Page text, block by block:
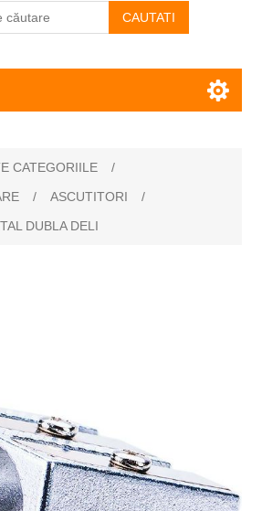
CAUTATI
CATEGORIILE
/
/ ASCUTITORI
/
DUBLA DELI